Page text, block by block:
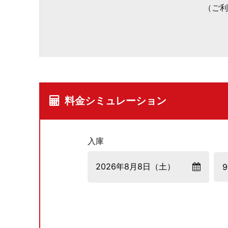
（ご
料金シミュレーション
入庫